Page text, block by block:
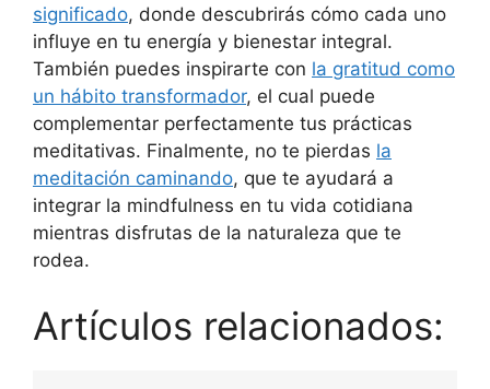
significado, donde descubrirás cómo cada uno
influye en tu energía y bienestar integral.
También puedes inspirarte con la gratitud como
un hábito transformador, el cual puede
complementar perfectamente tus prácticas
meditativas. Finalmente, no te pierdas la
meditación caminando, que te ayudará a
integrar la mindfulness en tu vida cotidiana
mientras disfrutas de la naturaleza que te
rodea.
Artículos relacionados: